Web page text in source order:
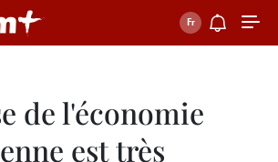
de l'économie
est très